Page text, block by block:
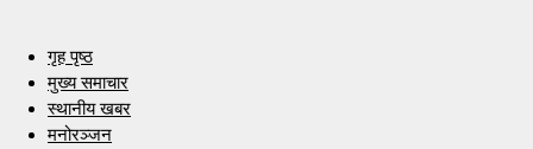
गृह पृष्ठ
मुख्य समाचार
स्थानीय खबर
मनोरञ्जन